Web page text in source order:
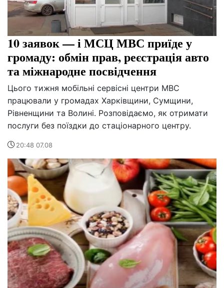
10 заявок — і МСЦ МВС приїде у
громаду: обмін прав, реєстрація авто
та міжнародне посвідчення
Цього тижня мобільні сервісні центри МВС
працювали у громадах Харківщини, Сумщини,
Рівненщини та Волині. Розповідаємо, як отримати
послуги без поїздки до стаціонарного центру.
20:48 07.08